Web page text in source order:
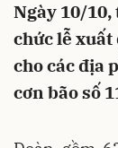
Ngày 10/10,
chức lễ xuất
cho các địa
cơn bão số